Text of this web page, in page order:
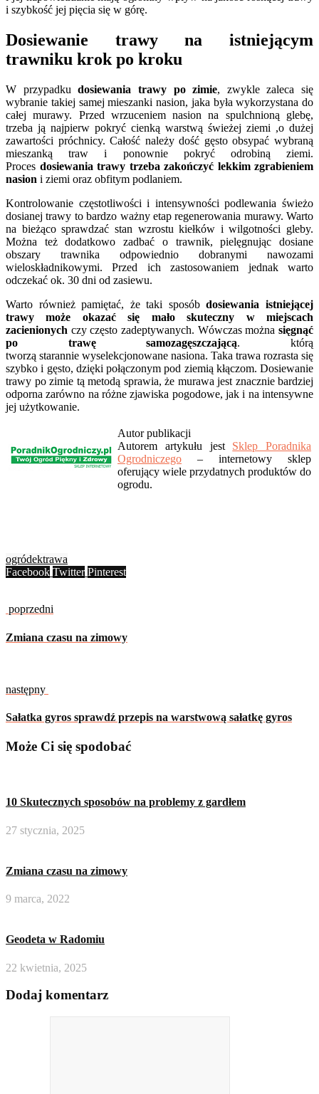
i szybkość jej pięcia się w górę.
Dosiewanie trawy na istniejącym
trawniku krok po kroku
W przypadkudosiewania trawy po zimie, zwykle zaleca się
wybranie takiej samej mieszanki nasion, jaka była wykorzystana do
całej murawy. Przed wrzuceniem nasion na spulchnioną glebę,
trzeba ją najpierw pokryć cienką warstwą świeżej ziemi ,o dużej
zawartości próchnicy. Całość należy dość gęsto obsypać wybraną
mieszanką traw i ponownie pokryć odrobiną ziemi.
Proces dosiewania trawy trzeba zakończyć lekkim zgrabieniem
nasion i ziemi oraz obfitym podlaniem.
Kontrolowanie częstotliwości i intensywności podlewania świeżo
dosianej trawy to bardzo ważny etap regenerowania murawy. Warto
na bieżąco sprawdzać stan wzrostu kiełków i wilgotności gleby.
Można też dodatkowo zadbać o trawnik, pielęgnując dosiane
obszary trawnika odpowiednio dobranymi nawozami
wieloskładnikowymi. Przed ich zastosowaniem jednak warto
odczekać ok. 30 dni od zasiewu.
Warto również pamiętać, że taki sposóbdosiewania istniejącej
trawy
może okazać się mało skuteczny w miejscach
zacienionych czy często zadeptywanych. Wówczas można sięgnąć
po trawę samozagęszczającą. którą
tworzą starannie wyselekcjonowane nasiona. Taka trawa rozrasta się
szybko i gęsto, dzięki połączonym pod ziemią kłączom. Dosiewanie
trawy po zimie tą metodą sprawia, że murawa jest znacznie bardziej
odporna zarówno na różne zjawiska pogodowe, jak i na intensywne
jej użytkowanie.
Autor publikacji
Autorem artykułu jest Sklep Poradnika
Ogrodniczego – internetowy sklep
oferujący wiele przydatnych produktów do
ogrodu.
ogródektrawa
Facebook Twitter Pinterest
poprzedni
Zmiana czasu na zimowy
następny
Sałatka gyros sprawdź przepis na warstwową sałatkę gyros
Może Ci się spodobać
10 Skutecznych sposobów na problemy z gardłem
27 stycznia, 2025
Zmiana czasu na zimowy
9 marca, 2022
Geodeta w Radomiu
22 kwietnia, 2025
Dodaj komentarz